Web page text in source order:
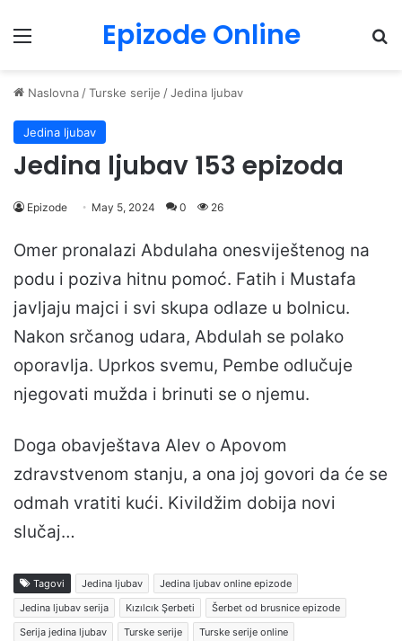
Menu Epizode Online
Naslovna /Turske serije /Jedina ljubav
Jedina ljubav
Jedina ljubav 153 epizoda
Epizode May 5, 2024 0 26
Omer pronalazi Abdulaha onesviještenog na
podu i poziva hitnu pomoć. Fatih i Mustafa
javljaju majci i svi skupa odlaze u bolnicu.
Nakon srčanog udara, Abdulah se polako
oporavlja. Uprkos svemu, Pembe odlučuje
njegovati mužda i brinuti se o njemu.
Doga obavještava Alev o Apovom
zdravstvenom stanju, a ona joj govori da će se
odmah vratiti kući. Kivildžim dobija novi
slučaj…
Tagovi Jedina ljubav
Jedina ljubav online epizode
Jedina ljubav serija
Kızılcık Şerbeti
Šerbet od brusnice epizode
Serija jedina ljubav
Turske serije Turske serije online